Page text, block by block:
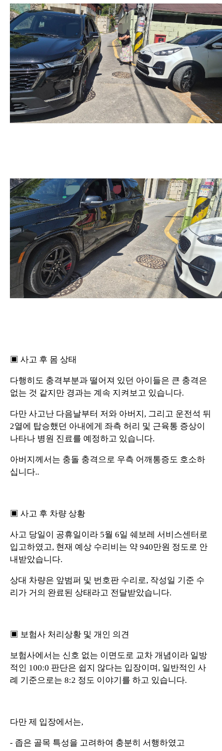
▣ 사고 후 몸 상태
다행히도 충격부분과 떨어져 있던 아이들은 큰 충격은
없는 것 같지만 경과는 계속 지켜보고 있습니다.
다만 사고난 다음날부터 저와 아버지, 그리고 운전석 뒤
2열에 탑승했던 아내에게 좌측 허리 및 근육통 증상이
나타나 병원 진료를 예정하고 있습니다.
아버지께서는 충돌 충격으로 우측 어깨통증도 호소하
십니다..
▣ 사고 후 차량 상황
사고 당일이 공휴일이라 5월 6일 쉐보레 서비스센터로
입고하였고, 현재 예상 수리비는 약 940만원 정도로 안
내받았습니다.
상대 차량은 앞범퍼 및 번호판 수리로, 작성일 기준 수
리가 거의 완료된 상태라고 전달받았습니다.
▣ 보험사 처리상황 및 개인 의견
보험사에서는 신호 없는 이면도로 교차 개념이라 일방
적인 100:0 판단은 쉽지 않다는 입장이며, 일반적인 사
례 기준으로는 8:2 정도 이야기를 하고 있습니다.
다만 제 입장에서는,
- 좁은 골목 특성을 고려하여 충분히 서행하였고